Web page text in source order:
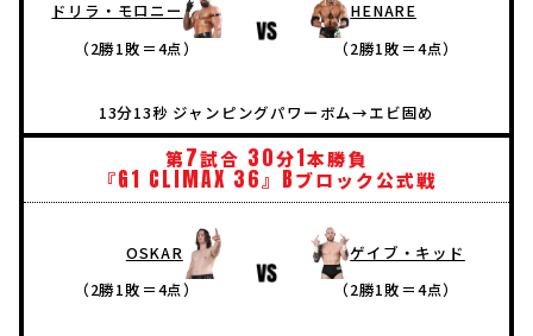
ドリラ・モロニー
（2勝1敗＝4点）
HENARE
（2勝1敗＝4点）
13分13秒 ジャンピングパワーボム→エビ固め
第7試合 30分1本勝負
『G1 CLIMAX 36』 Bブロック公式戦
OSKAR
（2勝1敗＝4点）
ゲイブ・キッド
（2勝1敗＝4点）